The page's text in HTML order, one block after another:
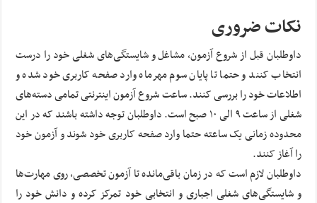
نکات ضروری
داوطلبان قبل از شروع آزمون، مشاغل و شایستگی‌های شغلی خود را درست
انتخاب کنند و حتما تا پایان سوم مهرماه وارد صفحه کاربری خود شده و
اطلاعات خود را بررسی کنند. ساعت شروع آزمون اینترنتی تمامی دسته‌های
شغلی از ساعت ۹ الی ۱۰ صبح است. داوطلبان توجه داشته باشند که در این
محدوده زمانی یک ساعته حتما وارد صفحه کاربری خود شوند و آزمون خود
را آغاز کنند.
داوطلبان لازم است که در زمان باقی‌مانده تا آزمون تخصصی، روی مهارت‌ها
و شایستگی‌های شغلی اجباری و انتخابی خود تمرکز کرده و دانش‌ خود را